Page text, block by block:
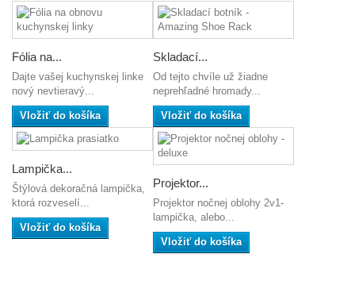
Fólia na...
Dajte vašej kuchynskej linke
nový nevtieravý...
Vložiť do košíka
Skladací...
Od tejto chvíle už žiadne
neprehľadné hromady...
Vložiť do košíka
Lampička...
Štýlová dekoračná lampička,
ktorá rozveselí...
Vložiť do košíka
Projektor...
Projektor nočnej oblohy 2v1-
lampička, alebo...
Vložiť do košíka